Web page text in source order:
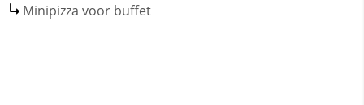
Minipizza voor buffet